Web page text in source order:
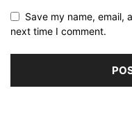
Save my name, email,
next time I comment.